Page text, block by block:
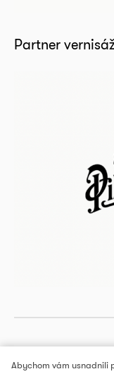
Partner
Abychom vám usnadnili